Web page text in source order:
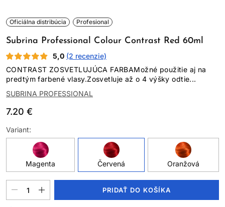
Oficiálna distribúcia Profesional
Subrina Professional Colour Contrast Red 60ml
5,0 (2 recenzie)
CONTRAST ZOSVETLUJÚCA FARBAMožné použitie aj na
predtým farbené vlasy.Zosvetluje až o 4 výšky odtie...
SUBRINA PROFESSIONAL
7.20 €
Variant:
Magenta Červená Oranžová
PRIDAŤ DO KOŠÍKA